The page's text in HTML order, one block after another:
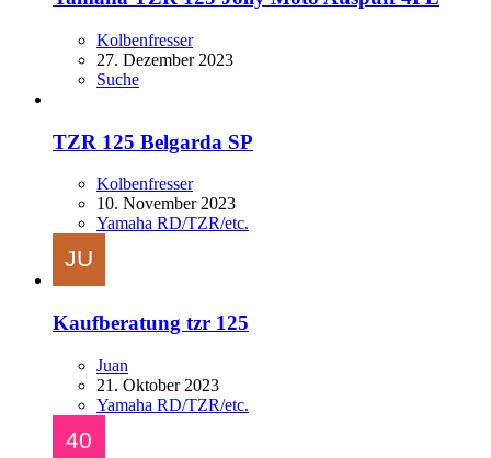
Kolbenfresser
27. Dezember 2023
Suche
TZR 125 Belgarda SP
Kolbenfresser
10. November 2023
Yamaha RD/TZR/etc.
Kaufberatung tzr 125
Juan
21. Oktober 2023
Yamaha RD/TZR/etc.